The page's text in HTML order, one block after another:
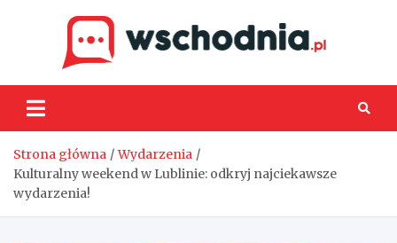
Strona główna
Wydarzenia
Kulturalny weekend w Lublinie: odkryj najciekawsze
wydarzenia!